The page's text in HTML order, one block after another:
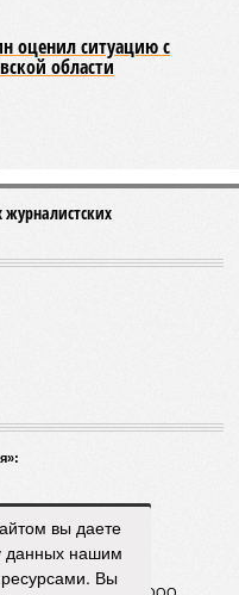
оценил ситуацию с
области
1905 года, 7с1
вы даете
данных нашим
Вы